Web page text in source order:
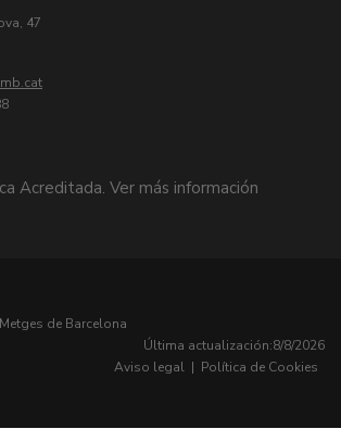
47
de Barcelona
Última actualización:8/8/2026
Aviso legal | Política de Cookies